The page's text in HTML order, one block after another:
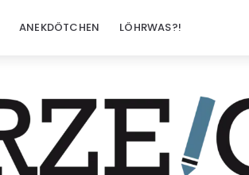
ANEKDÖTCHEN LÖHRWAS?!